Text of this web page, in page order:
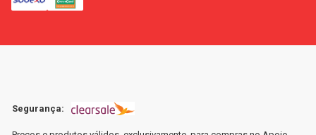
Segurança: